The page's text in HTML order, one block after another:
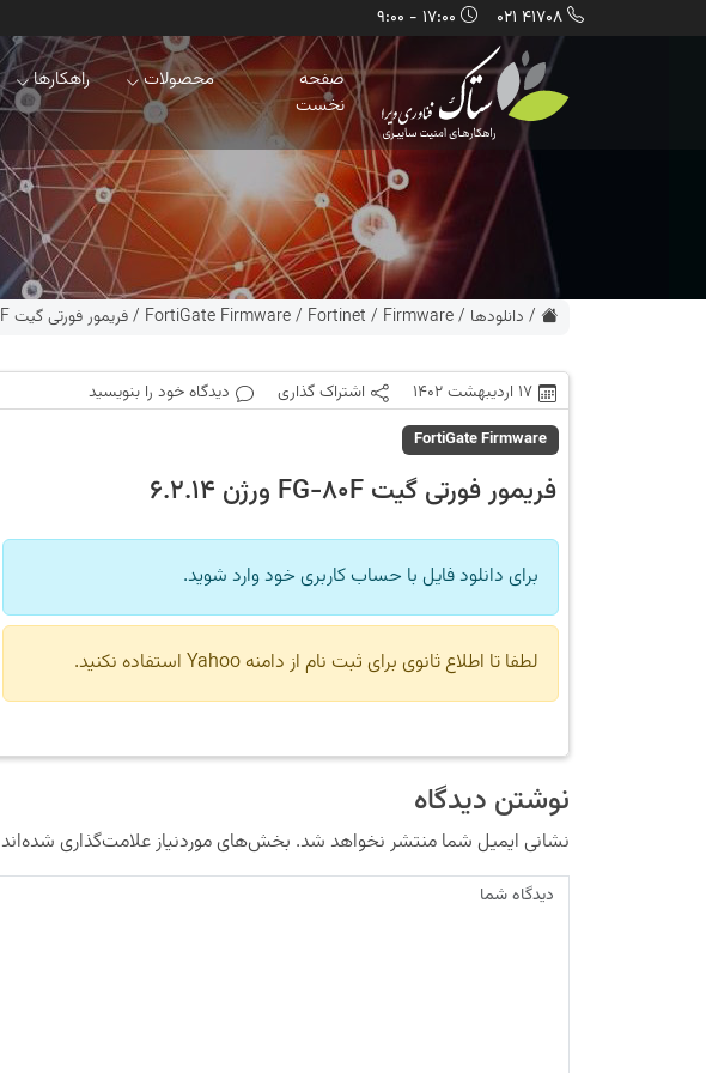
41708 021
صفحه
نخست
محصولات راهکارها
/ دانلودها /
Firmware
/
Fortinet
/
FortiGate Firmware
/فریمور فورتی گیت FG-80F ورژن 6.2.14
17 اردیبهشت 1402 اشتراک گذاری دیدگاه خود را بنویسید
FortiGate Firmware
فریمور فورتی گیت FG-80F ورژن 6.2.14
برای دانلود فایل با حساب کاربری خود وارد شوید.
لطفا تا اطلاع ثانوی برای ثبت نام از دامنه Yahoo استفاده نکنید.
نوشتن دیدگاه
نشانی ایمیل شما منتشر نخواهد شد. بخش‌های موردنیاز علامت‌گذاری شده‌اند